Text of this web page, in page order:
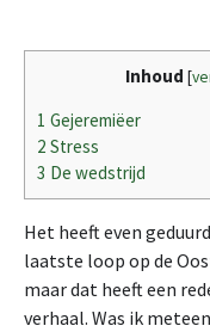
Inhoud [
1 Gejeremiëer
2 Stress
3 De wedstrijd
Het heeft even
laatste loop op de
maar dat heeft een
verhaal. Was ik